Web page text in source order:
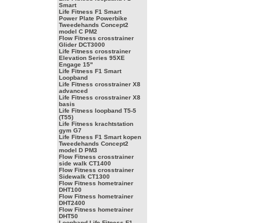
Smart
Life Fitness F1 Smart
Power Plate Powerbike
Tweedehands Concept2
model C PM2
Flow Fitness crosstrainer
Glider DCT3000
Life Fitness crosstrainer
Elevation Series 95XE
Engage 15"
Life Fitness F1 Smart
Loopband
Life Fitness crosstrainer X8
advanced
Life Fitness crosstrainer X8
basis
Life Fitness loopband T5-5
(T55)
Life Fitness krachtstation
gym G7
Life Fitness F1 Smart kopen
Tweedehands Concept2
model D PM3
Flow Fitness crosstrainer
side walk CT1400
Flow Fitness crosstrainer
Sidewalk CT1300
Flow Fitness hometrainer
DHT100
Flow Fitness hometrainer
DHT2400
Flow Fitness hometrainer
DHT50